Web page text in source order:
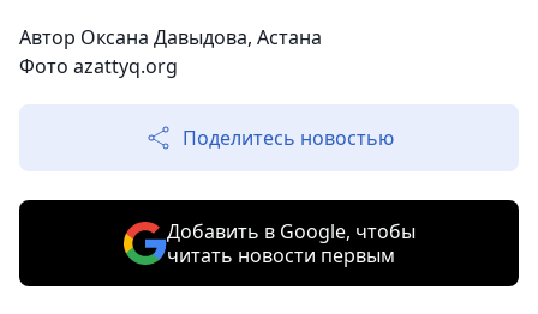
Автор Оксана Давыдова, Астана
Фото azattyq.org
Поделитесь новостью
Добавить в Google, чтобы
читать новости первым